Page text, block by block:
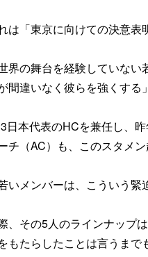
は「東京に向けての決意表
世界の舞台を経験していな
間違いなく彼らを強くする」
日本代表のHCを兼任し、
チ（AC）も、このスタメ
若いメンバーは、こういう
、その5人のラインナップ
もたらしたことは言うまで